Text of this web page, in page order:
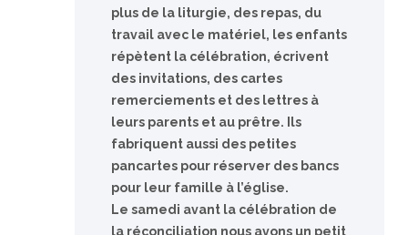
plus de la liturgie, des repas, du
travail avec le matériel, les enfants
répètent la célébration, écrivent
des invitations, des cartes
remerciements et des lettres à
leurs parents et au prêtre. Ils
fabriquent aussi des petites
pancartes pour réserver des bancs
pour leur famille à l’église.
Le samedi avant la célébration de
la réconciliation nous avons un petit